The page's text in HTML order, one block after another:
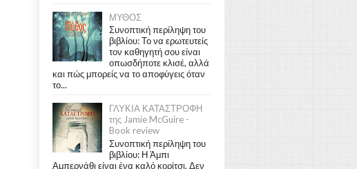
ΜΥΘΟΣ
Συνοπτική περίληψη του
βιβλίου: Το να ερωτευτείς
τον καθηγητή σου είναι
οπωσδήποτε κλισέ, αλλά
και πώς μπορείς να το αποφύγεις όταν
το...
ΓΛΥΚΙΑ ΚΑΤΑΣΤΡΟΦΗ
της Jamie McGuire -
Book review
Συνοπτική περίληψη του
βιβλίου: Η Άμπι
Αμπερνάθι είναι ένα καλό κορίτσι. Δεν